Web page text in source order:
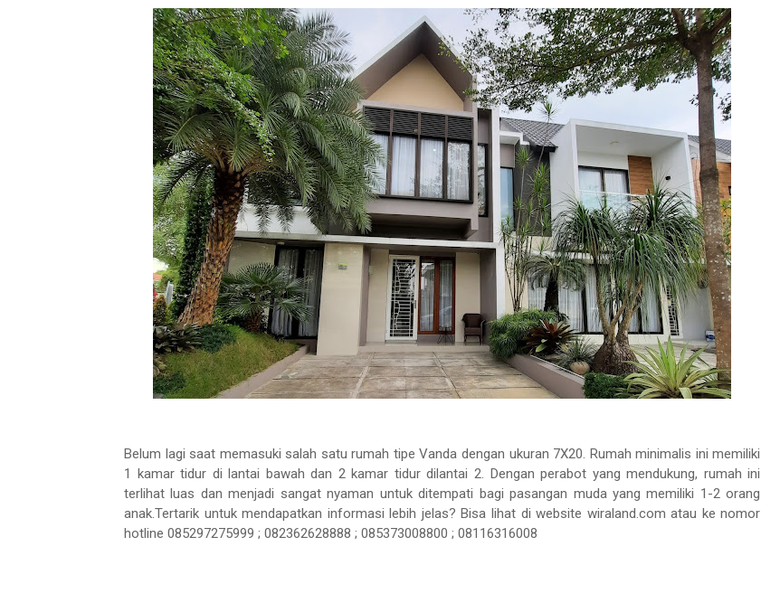
Belum lagi saat memasuki salah satu rumah tipe Vanda dengan ukuran 7X20. Rumah minimalis ini memiliki
1 kamar tidur di lantai bawah dan 2 kamar tidur dilantai 2. Dengan perabot yang mendukung, rumah ini
terlihat luas dan menjadi sangat nyaman untuk ditempati bagi pasangan muda yang memiliki 1-2 orang
anak.Tertarik untuk mendapatkan informasi lebih jelas? Bisa lihat di website wiraland.com atau ke nomor
hotline 085297275999 ; 082362628888 ; 085373008800 ; 08116316008